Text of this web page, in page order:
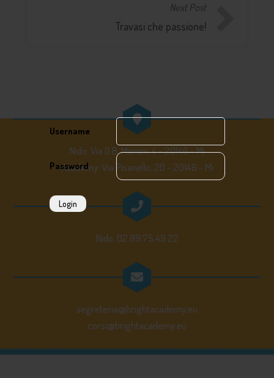
Username
Password
Login
Next Post
Travasi che passione!
Nido: Via G.B. Moroni, 4 - 20146 - Mi
Academy: Via Pisanello, 20 - 20146 - Mi
Nido: 02.89.75.49.22
segreteria@brightacademy.eu
corsi@brightacademy.eu